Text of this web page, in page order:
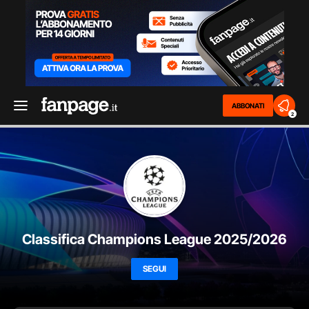
ABBONATI
2
Classifica Champions League 2025/2026
SEGUI